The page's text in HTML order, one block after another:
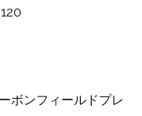
ボンフィールドプレ